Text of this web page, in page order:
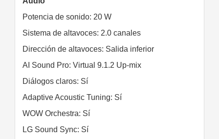
Potencia de sonido: 20 W
Sistema de altavoces: 2.0 canales
Dirección de altavoces: Salida inferior
AI Sound Pro: Virtual 9.1.2 Up-mix
Diálogos claros: Sí
Adaptive Acoustic Tuning: Sí
WOW Orchestra: Sí
LG Sound Sync: Sí